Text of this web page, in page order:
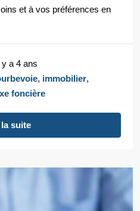
et à vos préférences en
y a 4 ans
, immobilier,
foncière
suite